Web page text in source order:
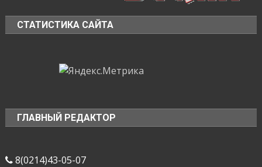
СТАТИСТИКА САЙТА
ГЛАВНЫЙ РЕДАКТОР
8(0214)43-05-07